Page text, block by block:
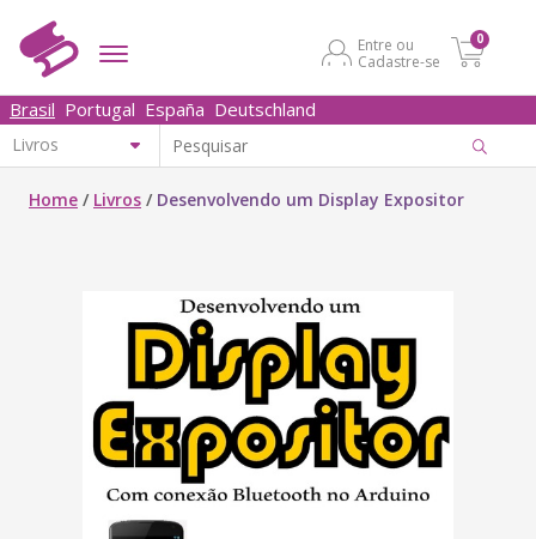
Entre ou
Cadastre-se
0
Brasil Portugal España Deutschland
Home / Livros / Desenvolvendo um Display Expositor